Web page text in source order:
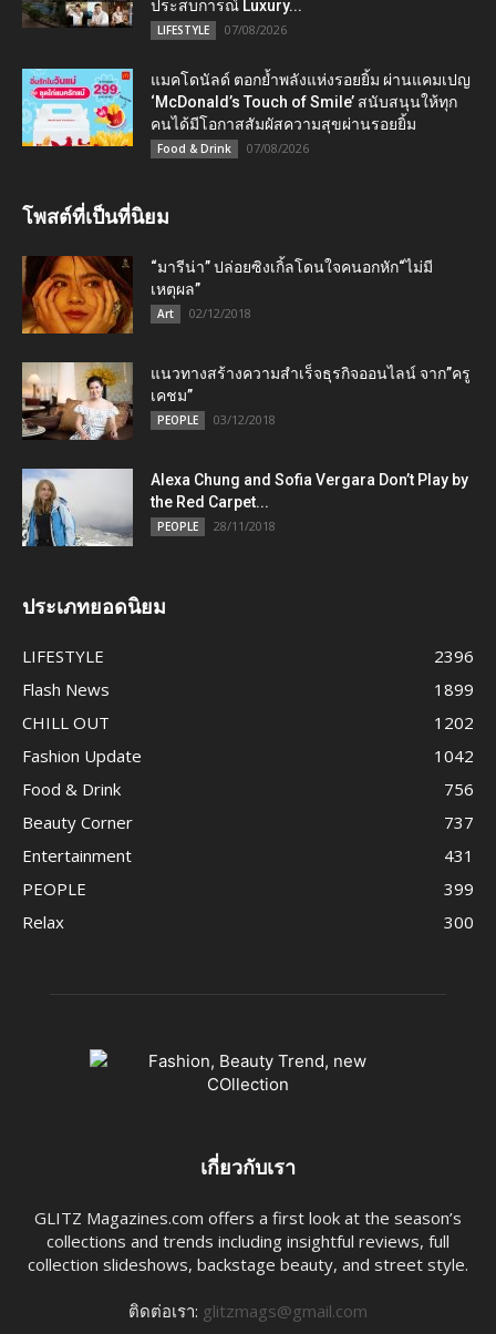
ประสบการณ์ Luxury...
LIFESTYLE 07/08/2026
แมคโดนัลด์ ตอกย้ำพลังแห่งรอยยิ้ม ผ่านแคมเปญ
‘McDonald’s Touch of Smile’ สนับสนุนให้ทุก
คนได้มีโอกาสสัมผัสความสุขผ่านรอยยิ้ม
Food & Drink 07/08/2026
โพสต์ที่เป็นที่นิยม
“มารีน่า” ปล่อยซิงเกิ้ลโดนใจคนอกหัก“ไม่มี
เหตุผล”
Art 02/12/2018
แนวทางสร้างความสำเร็จธุรกิจออนไลน์ จาก”ครู
เคชม”
PEOPLE 03/12/2018
Alexa Chung and Sofia Vergara Don’t Play by
the Red Carpet...
PEOPLE 28/11/2018
ประเภทยอดนิยม
LIFESTYLE
2396
Flash News
1899
CHILL OUT
1202
Fashion Update
1042
Food & Drink
756
Beauty Corner
737
Entertainment
431
PEOPLE
399
Relax
300
เกี่ยวกับเรา
GLITZ Magazines.com offers a first look at the season’s
collections and trends including insightful reviews, full
collection slideshows, backstage beauty, and street style.
ติดต่อเรา: glitzmags@gmail.com